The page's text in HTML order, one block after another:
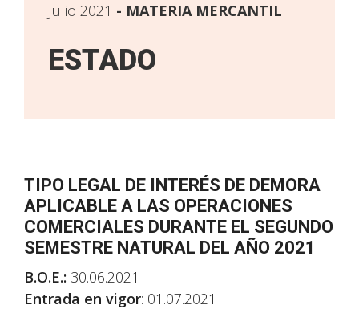
Julio 2021 MATERIA MERCANTIL
ESTADO
TIPO LEGAL DE INTERÉS DE DEMORA
APLICABLE A LAS OPERACIONES
COMERCIALES DURANTE EL SEGUNDO
SEMESTRE NATURAL DEL AÑO 2021
B.O.E.: 30.06.2021
Entrada en vigor: 01.07.2021